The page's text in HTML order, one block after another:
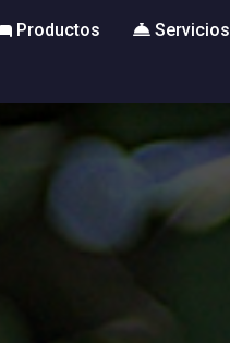
Productos Servicios